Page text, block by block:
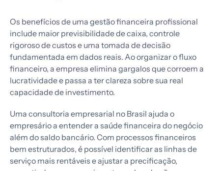
Os benefícios de uma gestão financeira profissional
include maior previsibilidade de caixa, controle
rigoroso de custos e uma tomada de decisão
fundamentada em dados reais. Ao organizar o fluxo
financeiro, a empresa elimina gargalos que corroem a
lucratividade e passa a ter clareza sobre sua real
capacidade de investimento.
Uma consultoria empresarial no Brasil ajuda o
empresário a entender a saúde financeira do negócio
além do saldo bancário. Com processos financeiros
bem estruturados, é possível identificar as linhas de
serviço mais rentáveis e ajustar a precificação,